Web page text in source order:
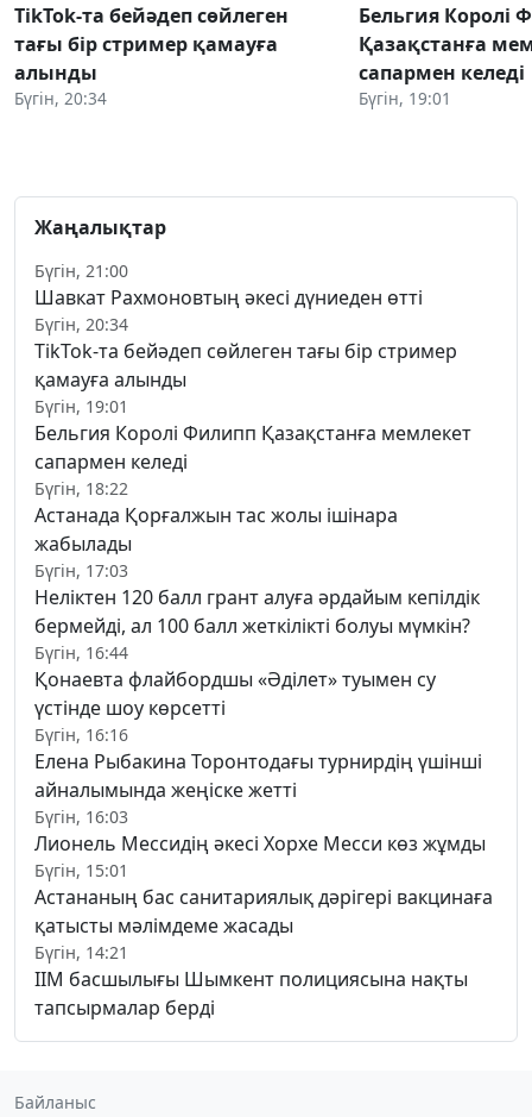
TikTok-та бейәдеп сөйлеген
тағы бір стример қамауға
алынды
Бүгін, 20:34
Бельгия Королі
Қазақстанға
сапармен келеді
Бүгін, 19:01
Жаңалықтар
Бүгін, 21:00
Шавкат Рахмоновтың әкесі дүниеден өтті
Бүгін, 20:34
TikTok-та бейәдеп сөйлеген тағы бір стример
қамауға алынды
Бүгін, 19:01
Бельгия Королі Филипп Қазақстанға мемлекет
сапармен келеді
Бүгін, 18:22
Астанада Қорғалжын тас жолы ішінара
жабылады
Бүгін, 17:03
Неліктен 120 балл грант алуға әрдайым кепілдік
бермейді, ал 100 балл жеткілікті болуы мүмкін?
Бүгін, 16:44
Қонаевта флайбордшы «Әділет» туымен су
үстінде шоу көрсетті
Бүгін, 16:16
Елена Рыбакина Торонтодағы турнирдің үшінші
айналымында жеңіске жетті
Бүгін, 16:03
Лионель Мессидің әкесі Хорхе Месси көз жұмды
Бүгін, 15:01
Астананың бас санитариялық дәрігері вакцинаға
қатысты мәлімдеме жасады
Бүгін, 14:21
ІІМ басшылығы Шымкент полициясына нақты
тапсырмалар берді
Байланыс